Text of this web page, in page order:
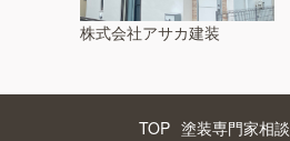
株式会社アサカ建装
TOP 塗装専門家相談